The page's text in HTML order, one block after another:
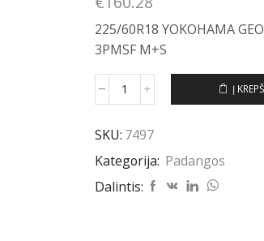
225/60R18 YOKOHAMA
3PMSF M+S
produkto
Padanga
YOKOHAMA
GEOLANDAR
S
Į
SKU: 7497
Kategorija: Padangos
Dalintis: